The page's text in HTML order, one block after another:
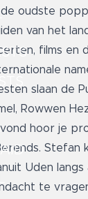
de oudste
van het
films en
slaan de
Rowwen
hoor je
Stefan
Uden langs
te